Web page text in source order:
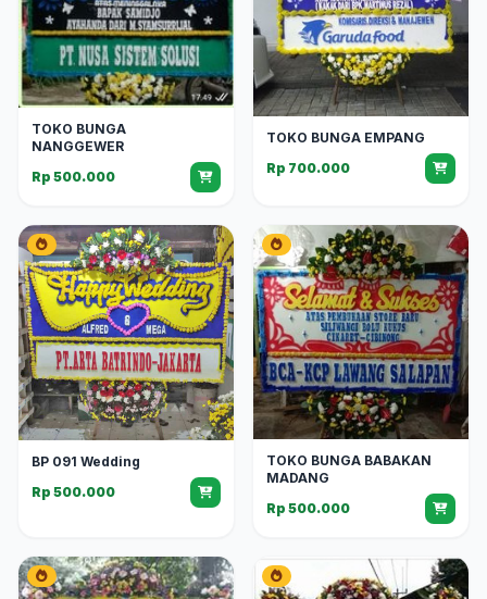
TOKO BUNGA
NANGGEWER
Rp 500.000
TOKO BUNGA EMPANG
Rp 700.000
BP 091 Wedding
Rp 500.000
TOKO BUNGA BABAKAN
MADANG
Rp 500.000